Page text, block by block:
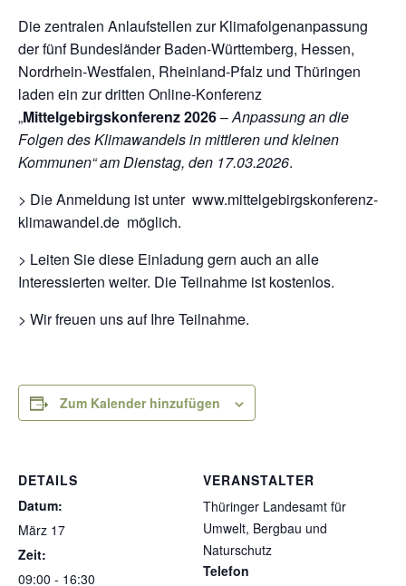
Die zentralen Anlaufstellen zur Klimafolgenanpassung
der fünf Bundesländer Baden-Württemberg, Hessen,
Nordrhein-Westfalen, Rheinland-Pfalz und Thüringen
laden ein zur dritten Online-Konferenz
„Mittelgebirgskonferenz 2026–Anpassung an die
Folgen des Klimawandels in mittleren und kleinen
Kommunen“ am Dienstag, den 17.03.2026.
> Die Anmeldung ist unter www.mittelgebirgskonferenz-
klimawandel.de möglich.
> Leiten Sie diese Einladung gern auch an alle
Interessierten weiter. Die Teilnahme ist kostenlos.
> Wir freuen uns auf Ihre Teilnahme.
Zum Kalender hinzufügen
DETAILS
Datum:
März 17
Zeit:
09:00 - 16:30
VERANSTALTER
Thüringer Landesamt für
Umwelt, Bergbau und
Naturschutz
Telefon